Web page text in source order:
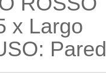
x Largo
Pared